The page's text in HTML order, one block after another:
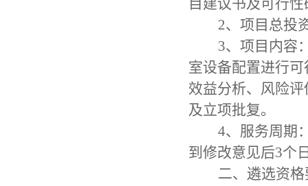
目建议书及可行
2、项目总投
3、项目内容
室设备配置进行
效益分析、风险
及立项批复。
4、服务周期
到修改意见后3个
二、遴选资